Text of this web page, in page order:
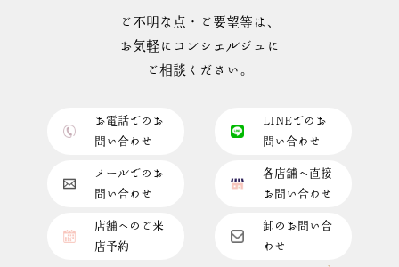
ご不明な点・ご要望等は、
お気軽にコンシェルジュに
ご相談ください。
お電話でのお
問い合わせ
LINEでのお
問い合わせ
メールでのお
問い合わせ
各店舗へ直接
お問い合わせ
店舗へのご来
店予約
卸のお問い合
わせ